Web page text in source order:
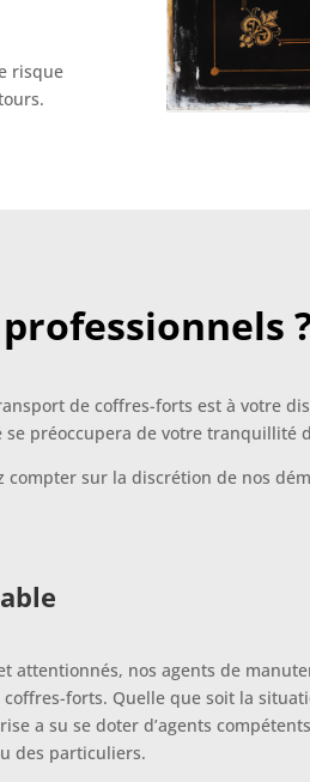
risque
de coffres-forts est à votre
préoccupera de votre tranquillité
sur la discrétion de nos
attentionnés, nos agents de
forts. Quelle que soit la
a su se doter d’agents
des particuliers.